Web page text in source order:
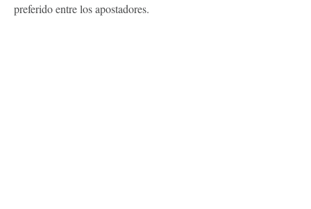
preferido entre los apostadores.